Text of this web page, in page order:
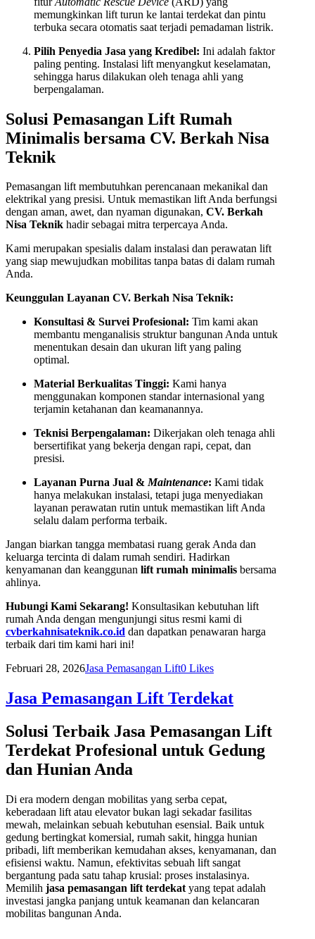
memungkinkan lift turun ke lantai terdekat dan pintu
terbuka secara otomatis saat terjadi pemadaman listrik.
Pilih Penyedia Jasa yang Kredibel: Ini adalah faktor
paling penting. Instalasi lift menyangkut keselamatan,
sehingga harus dilakukan oleh tenaga ahli yang
berpengalaman.
Solusi Pemasangan Lift Rumah
Minimalis bersama CV. Berkah Nisa
Teknik
Pemasangan lift membutuhkan perencanaan mekanikal dan
elektrikal yang presisi. Untuk memastikan lift Anda berfungsi
dengan aman, awet, dan nyaman digunakan, CV. Berkah
Nisa Teknik hadir sebagai mitra terpercaya Anda.
Kami merupakan spesialis dalam instalasi dan perawatan lift
yang siap mewujudkan mobilitas tanpa batas di dalam rumah
Anda.
Keunggulan Layanan CV. Berkah Nisa Teknik:
Konsultasi & Survei Profesional: Tim kami akan
membantu menganalisis struktur bangunan Anda untuk
menentukan desain dan ukuran lift yang paling
optimal.
Material Berkualitas Tinggi: Kami hanya
menggunakan komponen standar internasional yang
terjamin ketahanan dan keamanannya.
Teknisi Berpengalaman: Dikerjakan oleh tenaga ahli
bersertifikat yang bekerja dengan rapi, cepat, dan
presisi.
Layanan Purna Jual &Maintenance: Kami tidak
hanya melakukan instalasi, tetapi juga menyediakan
layanan perawatan rutin untuk memastikan lift Anda
selalu dalam performa terbaik.
Jangan biarkan tangga membatasi ruang gerak Anda dan
keluarga tercinta di dalam rumah sendiri. Hadirkan
kenyamanan dan keanggunan lift rumah minimalis bersama
ahlinya.
Hubungi Kami Sekarang! Konsultasikan kebutuhan lift
rumah Anda dengan mengunjungi situs resmi kami di
cvberkahnisateknik.co.id dan dapatkan penawaran harga
terbaik dari tim kami hari ini!
Februari 28, 2026Jasa Pemasangan Lift0 Likes
Jasa Pemasangan Lift Terdekat
Solusi Terbaik Jasa Pemasangan Lift
Terdekat Profesional untuk Gedung
dan Hunian Anda
Di era modern dengan mobilitas yang serba cepat,
keberadaan lift atau elevator bukan lagi sekadar fasilitas
mewah, melainkan sebuah kebutuhan esensial. Baik untuk
gedung bertingkat komersial, rumah sakit, hingga hunian
pribadi, lift memberikan kemudahan akses, kenyamanan, dan
efisiensi waktu. Namun, efektivitas sebuah lift sangat
bergantung pada satu tahap krusial: proses instalasinya.
Memilih jasa pemasangan lift terdekat yang tepat adalah
investasi jangka panjang untuk keamanan dan kelancaran
mobilitas bangunan Anda.